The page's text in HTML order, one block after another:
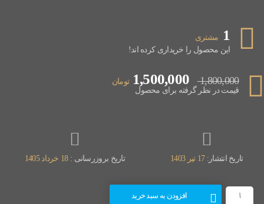
1
مشتری
این محصول را خریداری کرده اند!
1,800,000
1,500,000 تومان
قیمت در نظر گرفته برای محصول
تاریخ انتشار:17 تیر 1403 تاریخ بروزرسانی :18 خرداد 1405
افزودن به سبد خرید